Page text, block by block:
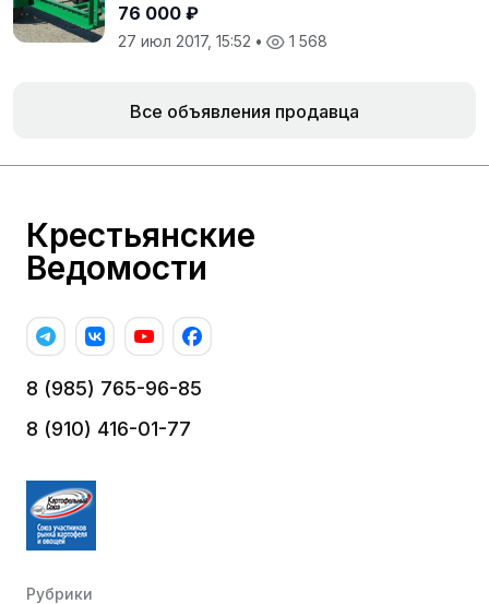
76 000 ₽
27 июл 2017, 15:52 • 1 568
Все объявления продавца
Крестьянские
Ведомости
8 (985) 765-96-85
8 (910) 416-01-77
Рубрики